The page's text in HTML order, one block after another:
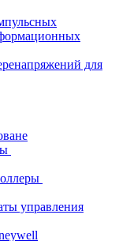
для
управления